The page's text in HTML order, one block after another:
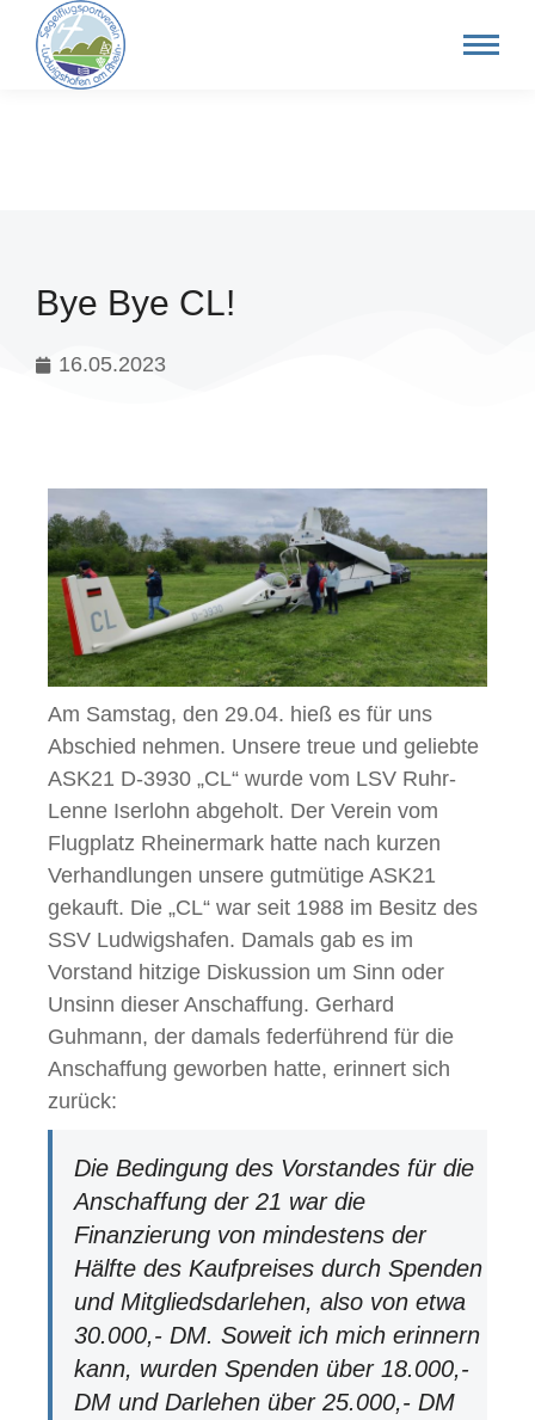
Bye Bye CL!
16.05.2023
Am Samstag, den 29.04. hieß es für uns
Abschied nehmen. Unsere treue und geliebte
ASK21 D-3930 „CL“ wurde vom LSV Ruhr-
Lenne Iserlohn abgeholt. Der Verein vom
Flugplatz Rheinermark hatte nach kurzen
Verhandlungen unsere gutmütige ASK21
gekauft. Die „CL“ war seit 1988 im Besitz des
SSV Ludwigshafen. Damals gab es im
Vorstand hitzige Diskussion um Sinn oder
Unsinn dieser Anschaffung. Gerhard
Guhmann, der damals federführend für die
Anschaffung geworben hatte, erinnert sich
zurück:
Die Bedingung des Vorstandes für die
Anschaffung der 21 war die
Finanzierung von mindestens der
Hälfte des Kaufpreises durch Spenden
und Mitgliedsdarlehen, also von etwa
30.000,- DM. Soweit ich mich erinnern
kann, wurden Spenden über 18.000,-
DM und Darlehen über 25.000,- DM